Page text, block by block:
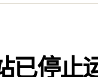
已停止